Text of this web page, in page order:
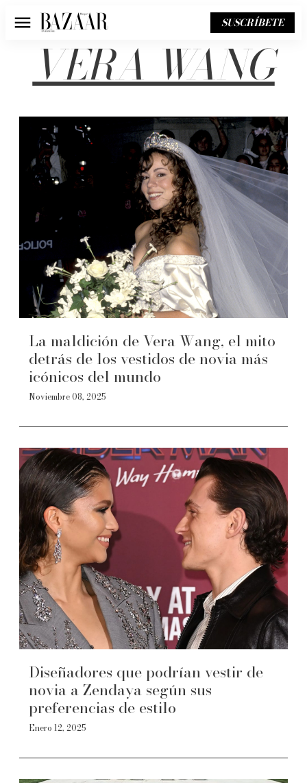
Menú SUSCRÍBETE
VERA WANG
La maldición de Vera Wang, el mito
detrás de los vestidos de novia más
icónicos del mundo
Noviembre 08, 2025
Diseñadores que podrían vestir de
novia a Zendaya según sus
preferencias de estilo
Enero 12, 2025